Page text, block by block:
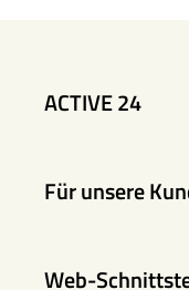
ACTIVE 24
Für unsere
Web-